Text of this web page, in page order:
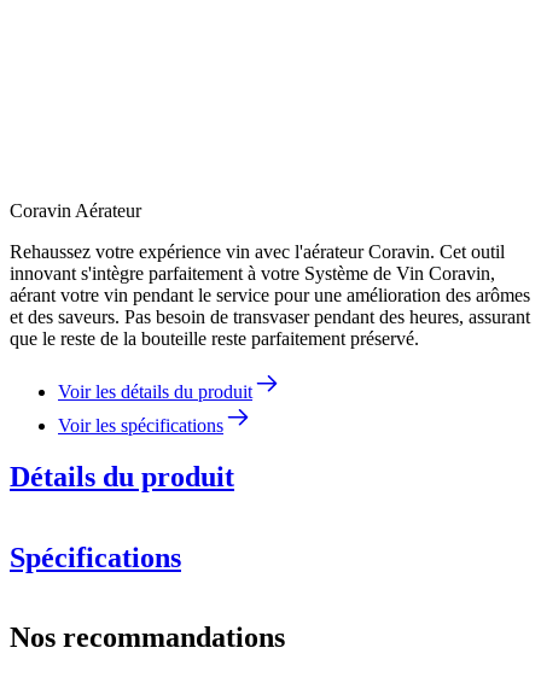
Coravin Aérateur
Rehaussez votre expérience vin avec l'aérateur Coravin. Cet outil
innovant s'intègre parfaitement à votre Système de Vin Coravin,
aérant votre vin pendant le service pour une amélioration des arômes
et des saveurs. Pas besoin de transvaser pendant des heures, assurant
que le reste de la bouteille reste parfaitement préservé.
Voir les détails du produit
Voir les spécifications
Détails du produit
Spécifications
Numéro de produit802094
Nos recommandations